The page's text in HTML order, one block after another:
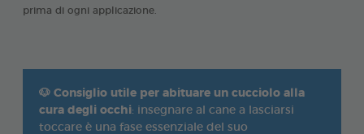
prima di ogni applicazione.
🐶 Consiglio utile per abituare un cucciolo alla
cura degli occhi: insegnare al cane a lasciarsi
toccare è una fase essenziale del suo